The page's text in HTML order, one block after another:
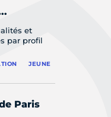
et
par profil
JEUNE
Paris